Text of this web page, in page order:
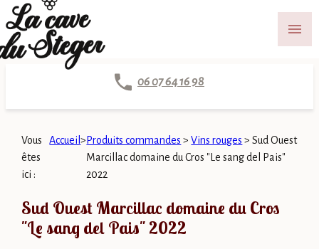
menu
06 07 64 16 98
Vous
êtes
ici :
Accueil> Produits commandes >Vins rouges >Sud Ouest
Marcillac domaine du Cros "Le sang del Pais"
2022
Sud Ouest Marcillac domaine du Cros
"Le sang del Pais" 2022
Panneau de gestion des cookies